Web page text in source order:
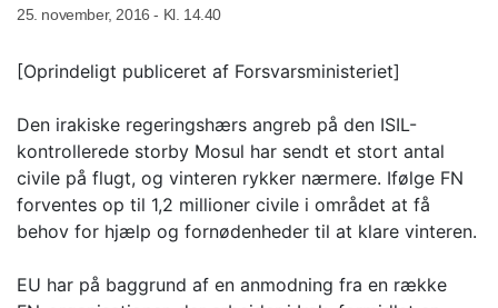
25. november, 2016 - Kl. 14.40
[Oprindeligt publiceret af Forsvarsministeriet]
Den irakiske regeringshærs angreb på den ISIL-
kontrollerede storby Mosul har sendt et stort antal
civile på flugt, og vinteren rykker nærmere. Ifølge FN
forventes op til 1,2 millioner civile i området at få
behov for hjælp og fornødenheder til at klare vinteren.
EU har på baggrund af en anmodning fra en række